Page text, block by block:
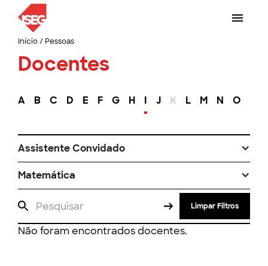
Início/ Pessoas
Docentes
A B C D E F G H I J K L M N O
Assistente Convidado
Matemática
Limpar Filtros
Não foram encontrados docentes.